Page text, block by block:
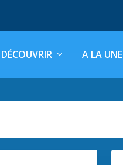
DÉCOUVRIR A LA UNE